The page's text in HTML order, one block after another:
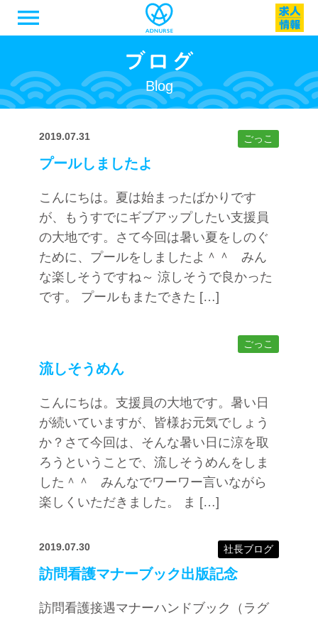
menu
Blog
2019.07.31 ごっこ
プールしましたよ
こんにちは。夏は始まったばかりです
が、もうすでにギブアップしたい支援員
の大地です。さて今回は暑い夏をしのぐ
ために、プールをしましたよ＾＾ みん
な楽しそうですね～ 涼しそうで良かった
です。 プールもまたできた […]
ごっこ
流しそうめん
こんにちは。支援員の大地です。暑い日
が続いていますが、皆様お元気でしょう
か？さて今回は、そんな暑い日に涼を取
ろうということで、流しそうめんをしま
した＾＾ みんなでワーワー言いながら
楽しくいただきました。 ま […]
2019.07.30 社長ブログ
訪問看護マナーブック出版記念
訪問看護接遇マナーハンドブック（ラグ